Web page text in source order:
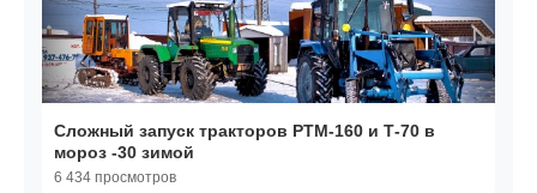
Сложный запуск тракторов РТМ-160 и Т-70 в
мороз -30 зимой
6 434 просмотров